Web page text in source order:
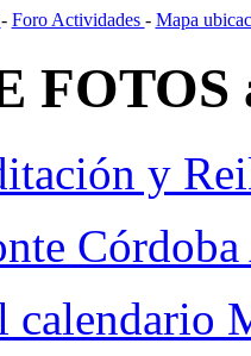
- Foro Actividades - Mapa
FOTOS
y
calendario